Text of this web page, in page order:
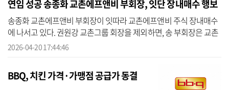
연임 성공 송종화 교촌에프앤비 부회장, 잇단 장내매수 행보
송종화 교촌에프앤비 부회장이 잇따라 교촌에프앤비 주식 장내매수
에 나서고 있다. 권원강 교촌그룹 회장을 제외하면, 송 부회장은 교촌
에프앤비 최대주주로 꼽힌다. 송 부회장이 최근 재선임에 성공하면서
2026-04-20 17:44:46
BBQ, 치킨 가격·가맹점 공급가 동결